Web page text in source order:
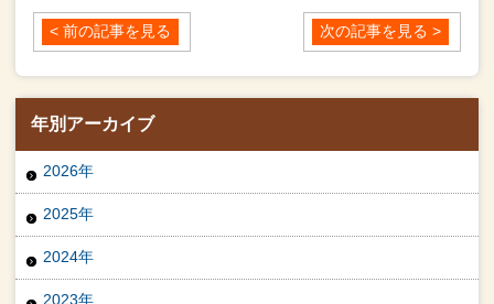
< 前の記事を見る 次の記事を見る >
年別アーカイブ
2026年
2025年
2024年
2023年